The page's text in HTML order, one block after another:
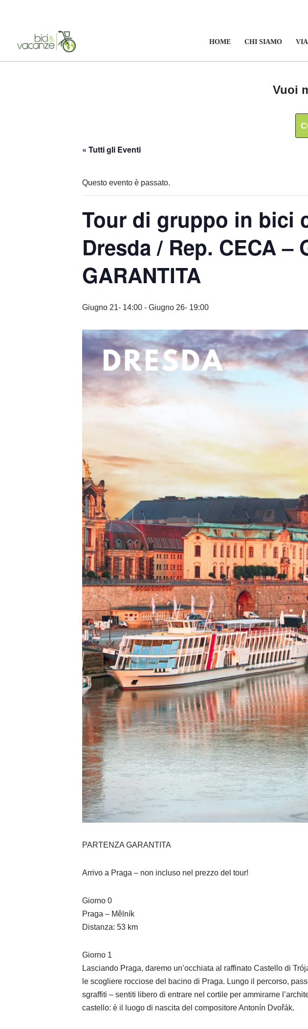
HOME CHI SIAMO
Vuoi
« Tutti gli Eventi
Questo evento è passato.
Tour di gruppo in bici
Dresda / Rep. CECA –
GARANTITA
Giugno 21- 14:00 - Giugno 26- 19:00
PARTENZA GARANTITA
Arrivo a Praga – non incluso nel prezzo del tour!
Giorno 0
Praga – Mělník
Distanza: 53 km
Giorno 1
Lasciando Praga, daremo un’occhiata al raffinato Castello di
le scogliere rocciose del bacino di Praga. Lungo il percorso,
sgraffiti – sentiti libero di entrare nel cortile per ammirarne
castello: è il luogo di nascita del compositore Antonín Dvořák.